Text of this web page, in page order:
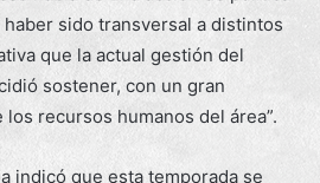
sido transversal a distintos
que la actual gestión del
sostener, con un gran
recursos humanos del área”.
indicó que esta temporada se